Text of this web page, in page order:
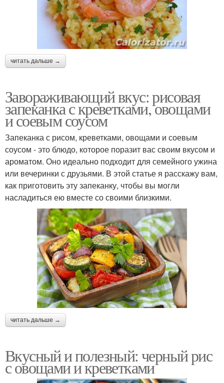
читать дальше →
Завораживающий вкус: рисовая
запеканка с креветками, овощами
и соевым соусом
Запеканка с рисом, креветками, овощами и соевым
соусом - это блюдо, которое поразит вас своим вкусом и
ароматом. Оно идеально подходит для семейного ужина
или вечеринки с друзьями. В этой статье я расскажу вам,
как приготовить эту запеканку, чтобы вы могли
насладиться ею вместе со своими близкими.
читать дальше →
Вкусный и полезный: черный рис
с овощами и креветками